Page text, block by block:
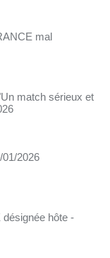
mal
match sérieux et
01/2026
hôte -